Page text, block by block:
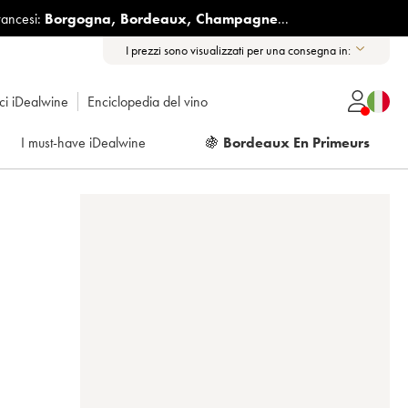
Borgogna, Bordeaux, Champagne...
I prezzi sono visualizzati per una consegna in:
iDealwine Enciclopedia del vino
I must-have iDealwine 🍇 Bordeaux En Primeurs